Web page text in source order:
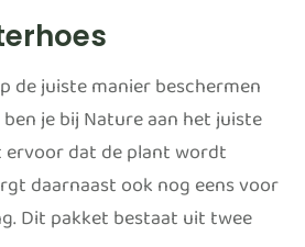
de juiste manier beschermen
je bij Nature aan het juiste
dat de plant wordt
daarnaast ook nog eens voor
Dit pakket bestaat uit twee